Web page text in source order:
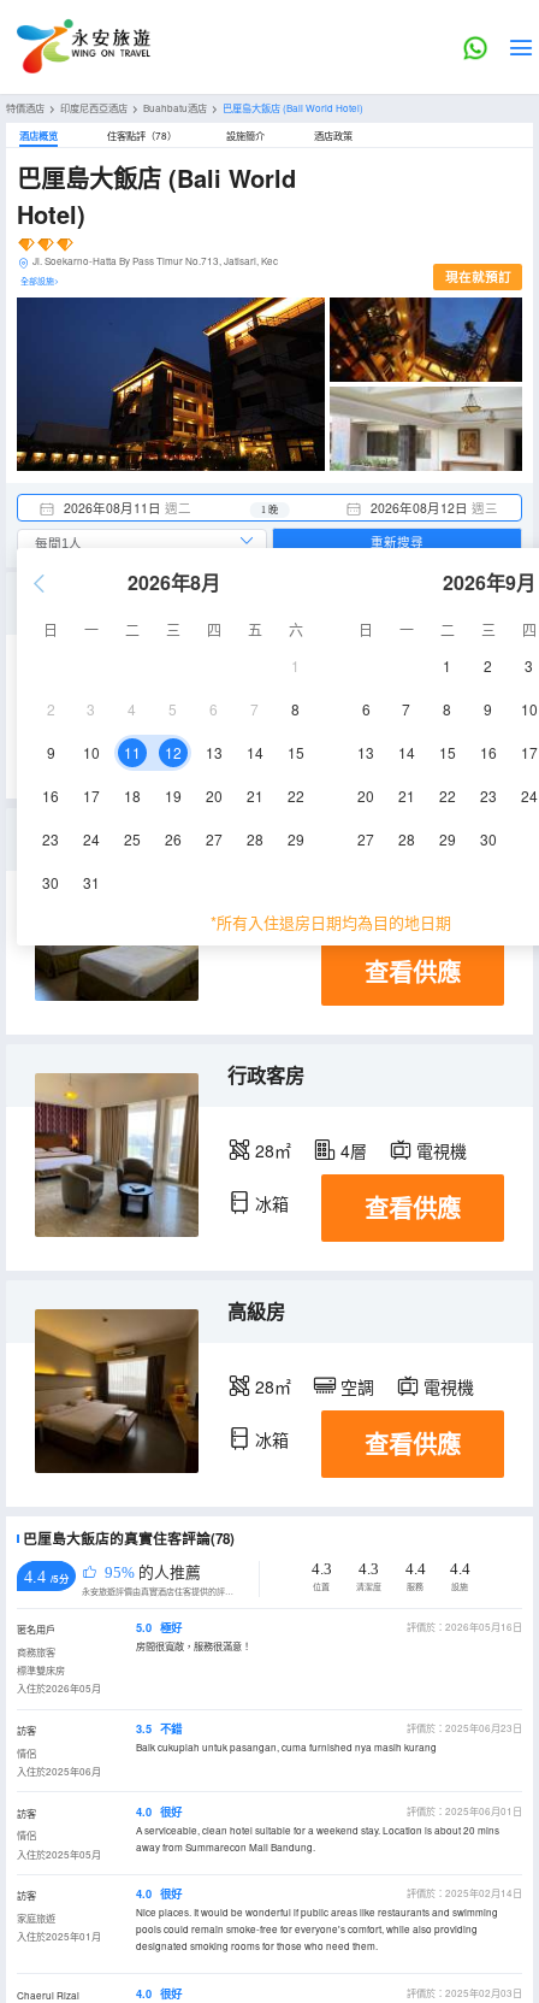
特價酒店 > 印度尼西亞酒店 > Buahbatu酒店 > 巴厘島大飯店(Bali World Hotel)
酒店概览 住客點評（78） 設施簡介 酒店政策
巴厘島大飯店 (Bali World
Hotel)
Jl. Soekarno-Hatta By Pass Timur No.713, Jatisari, Kec
全部設施> 現在就預訂
2026年08月11日 週二 2026年08月12日 週三
1 晚
2026年8月
日 一 二 三 四 五
六
1
2 3 4 5 6 7 8
9 10 11 12 13 14 15
16 17 18 19 20 21 22
23 24 25 26 27 28 29
30 31
2026年9月
日 一 二 三
四
1
2 3
6 7 8 9 10
13 14 15 16 17
20 21 22 23 24
27 28 29 30
*所有入住退房日期均為目的地日期
重新搜尋
標準雙床房
25㎡ 1-3層 電視機
查看供應
行政客房
28㎡ 4層 電視機
冰箱 查看供應
高級房
28㎡ 空調 電視機
冰箱 查看供應
巴厘島大飯店的真實住客評論(78)
4.4 /5分 95% 的人推薦
永安旅遊評價由真實酒店住客提供的評價。
4.3
位置
4.3
清潔度
4.4
服務
4.4
設施
匿名用戶
商務旅客
標準雙床房
入住於2026年05月
5.0 極好
評價於：2026年05月16日
房間很寬敞，服務很滿意！
訪客
情侶
入住於2025年06月
3.5 不錯
評價於：2025年06月23日
Baik cukuplah untuk pasangan, cuma furnished nya masih kurang
訪客
情侶
入住於2025年05月
4.0 很好
評價於：2025年06月01日
A serviceable, clean hotel suitable for a weekend stay. Location is about 20 mins
away from Summarecon Mall Bandung.
訪客
家庭旅遊
入住於2025年01月
4.0 很好
評價於：2025年02月14日
Nice places. It would be wonderful if public areas like restaurants and swimming
pools could remain smoke-free for everyone's comfort, while also providing
designated smoking rooms for those who need them.
Chaerul Rizal
4.0 很好
評價於：2025年02月03日